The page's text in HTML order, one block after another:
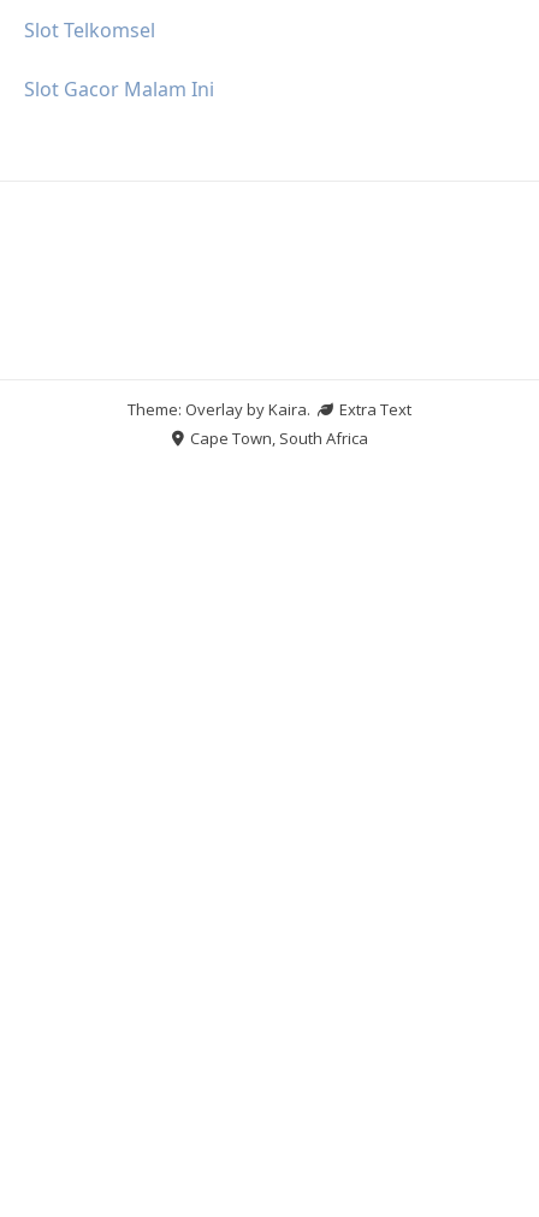
Slot Telkomsel
Slot Gacor Malam Ini
Theme: Overlay byKaira.
Extra Text
Cape Town, South Africa